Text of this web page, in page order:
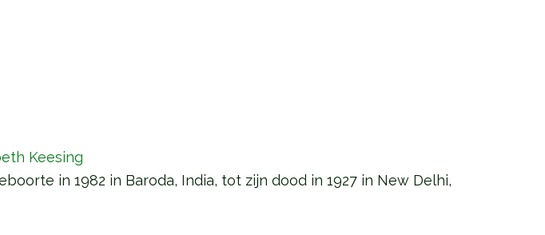
Keesing
in 1982 in Baroda, India, tot zijn dood in 1927 in New Delhi,